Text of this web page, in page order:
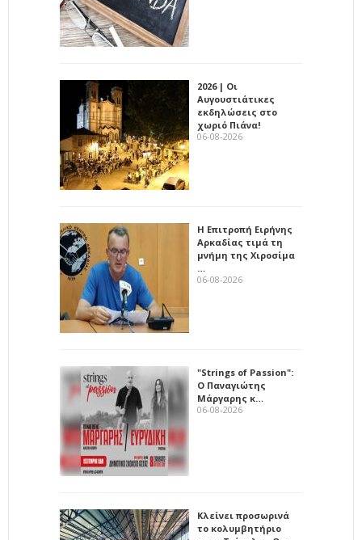
2026 | Οι
Αυγουστιάτικες
εκδηλώσεις στο
χωριό Πιάνα!
06-08-2026
Η Επιτροπή Ειρήνης
Αρκαδίας τιμά τη
μνήμη της Χιροσίμα
…
06-08-2026
"Strings of Passion":
Ο Παναγιώτης
Μάργαρης κ…
06-08-2026
Κλείνει προσωρινά
το κολυμβητήριο